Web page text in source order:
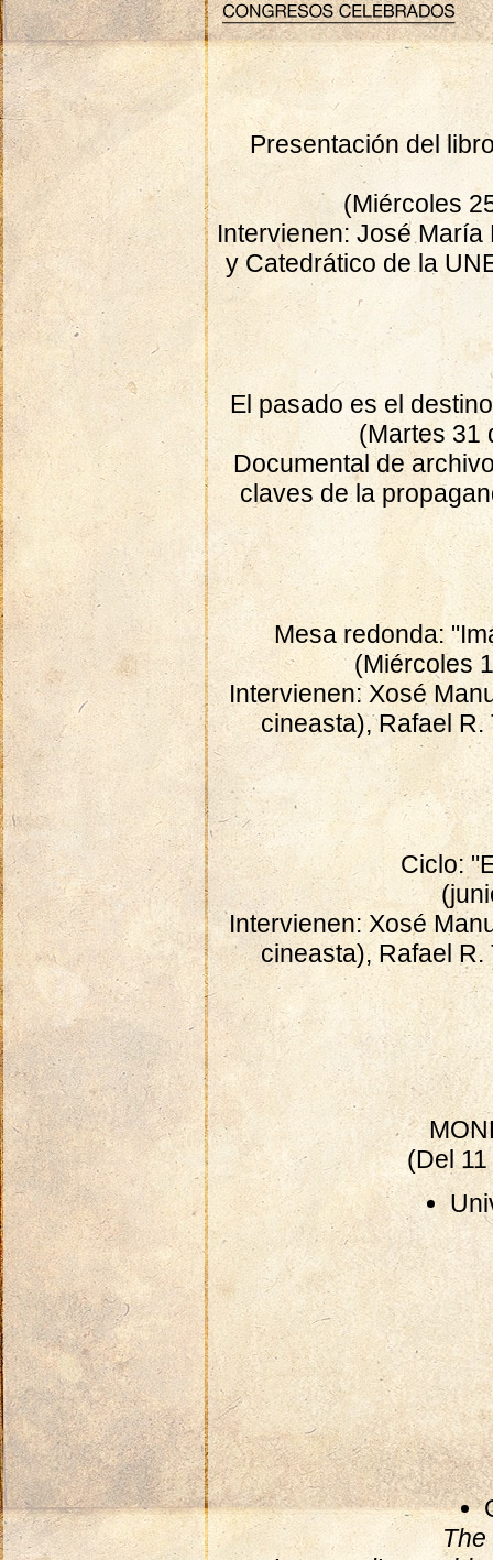
Presentación del
(Miércoles
Intervienen: José
y Catedrático de la
El pasado es el
(Martes 31
Documental de
claves de la
Mesa redonda:
(Miércoles
Intervienen: Xosé
cineasta), Rafael
Ciclo:
Intervienen: Xosé
cineasta), Rafael
(Del